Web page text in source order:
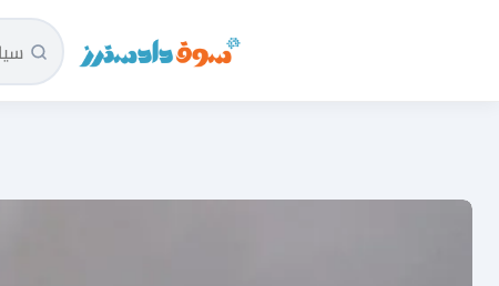
سوق دادسترز الرئيسية